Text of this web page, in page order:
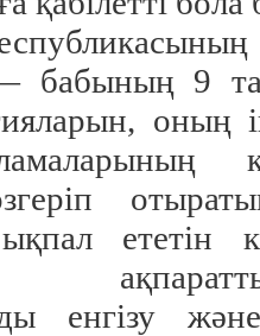
9
оның
ететін
енгізу